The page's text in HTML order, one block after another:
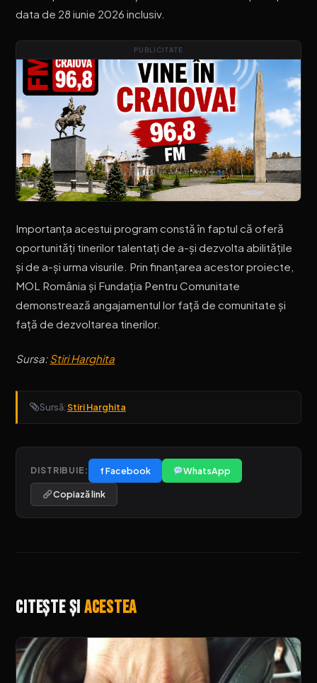
data de 28 iunie 2026 inclusiv.
PUBLICITATE
Importanța acestui program constă în faptul că oferă
oportunități tinerilor talentați de a-și dezvolta abilitățile
și de a-și urma visurile. Prin finanțarea acestor proiecte,
MOL România și Fundația Pentru Comunitate
demonstrează angajamentul lor față de comunitate și
față de dezvoltarea tinerilor.
Sursa:Stiri Harghita
Sursă:Stiri Harghita
DISTRIBUIE: f Facebook WhatsApp
Copiază link
Citește șiacestea